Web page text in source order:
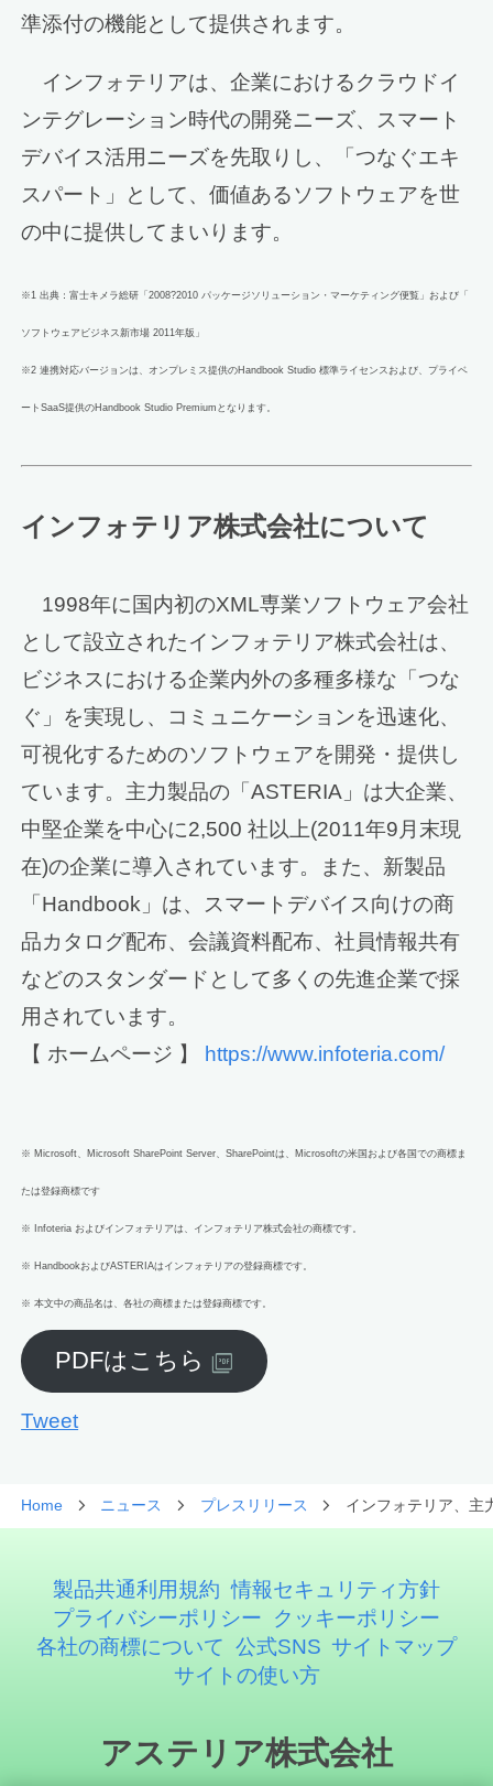
準添付の機能として提供されます。
インフォテリアは、企業におけるクラウドイ
ンテグレーション時代の開発ニーズ、スマート
デバイス活用ニーズを先取りし、「つなぐエキ
スパート」として、価値あるソフトウェアを世
の中に提供してまいります。
※1 出典：富士キメラ総研「2008?2010 パッケージソリューション・マーケティング便覧」および「
ソフトウェアビジネス新市場 2011年版」
※2 連携対応バージョンは、オンプレミス提供のHandbook Studio 標準ライセンスおよび、プライベ
ートSaaS提供のHandbook Studio Premiumとなります。
インフォテリア株式会社について
1998年に国内初のXML専業ソフトウェア会社
として設立されたインフォテリア株式会社は、
ビジネスにおける企業内外の多種多様な「つな
ぐ」を実現し、コミュニケーションを迅速化、
可視化するためのソフトウェアを開発・提供し
ています。主力製品の「ASTERIA」は大企業、
中堅企業を中心に2,500 社以上(2011年9月末現
在)の企業に導入されています。また、新製品
「Handbook」は、スマートデバイス向けの商
品カタログ配布、会議資料配布、社員情報共有
などのスタンダードとして多くの先進企業で採
用されています。
【 ホームページ 】
https://www.infoteria.com/
※ Microsoft、Microsoft SharePoint Server、SharePointは、Microsoftの米国および各国での商標ま
たは登録商標です
※ Infoteria およびインフォテリアは、インフォテリア株式会社の商標です。
※ HandbookおよびASTERIAはインフォテリアの登録商標です。
※ 本文中の商品名は、各社の商標または登録商標です。
PDFはこちら
Tweet
Home ニュース プレスリリース インフォテリア、主
製品共通利用規約 情報セキュリティ方針
プライバシーポリシー
クッキーポリシー
各社の商標について 公式SNS サイトマップ
サイトの使い方
アステリア株式会社